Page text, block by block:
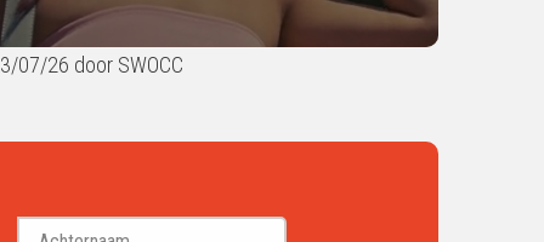
07/26 door SWOCC